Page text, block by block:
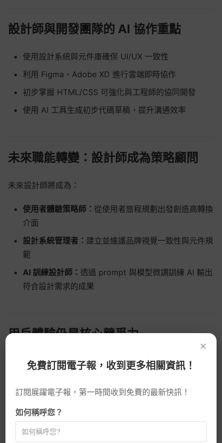
設計師與開發團隊的 AI 協作重點
使用設計系統與元件庫確保 UI/UX 一致性
利用 Figma、Adobe XD 進行雲端即時協作
初步掌握 HTML/CSS 可強化與工程師的協同開發
使用 AI 工具生成初步代碼草稿，提升溝通效率
未來職能轉變：設計師成為策略顧問
未來設計師將成為：
使用者體驗策略師 ： 從使用者旅程規劃出發創造高轉換
介面
設計系統管理者 ： 建立並維護品牌視覺一致性與元件規
範
AI 訓練設計師 ： 透過 prompt 與模型微調訓練 AI 輸出
符合設計需求的成果
用戶體驗仍是核心競爭力
AI 可輔助流程，但無法理解人性深度。
呈現
無障礙設計：
情境感知 UI：
×
免費訂閱電子報，收到更多相關資訊！
訂閱展躍電子報，第一時間收到免費的最新快訊！
如何稱呼您？